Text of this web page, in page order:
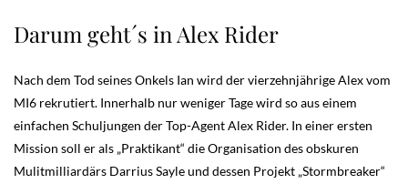
Darum geht´s in Alex Rider
Nach dem Tod seines Onkels Ian wird der vierzehnjährige Alex vom
MI6 rekrutiert. Innerhalb nur weniger Tage wird so aus einem
einfachen Schuljungen der Top-Agent Alex Rider. In einer ersten
Mission soll er als „Praktikant“ die Organisation des obskuren
Mulitmilliardärs Darrius Sayle und dessen Projekt „Stormbreaker“